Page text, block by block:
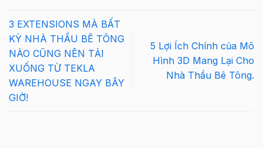
3 EXTENSIONS MÀ BẤT
KỲ NHÀ THẦU BÊ TÔNG
NÀO CŨNG NÊN TẢI
XUỐNG TỪ TEKLA
WAREHOUSE NGAY BÂY
GIỜ!
5 Lợi Ích Chính của Mô
Hình 3D Mang Lại Cho
Nhà Thầu Bê Tông.